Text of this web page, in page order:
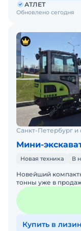
Обновлено сегодня
АТЛЕТ
Санкт-Петербург и
Мини-
Новая техника В
Новейший
тонны уже в
оцените наши
Купить в